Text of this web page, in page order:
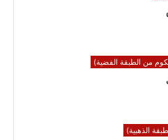
من الطبقة الفضية)
الذهبية)